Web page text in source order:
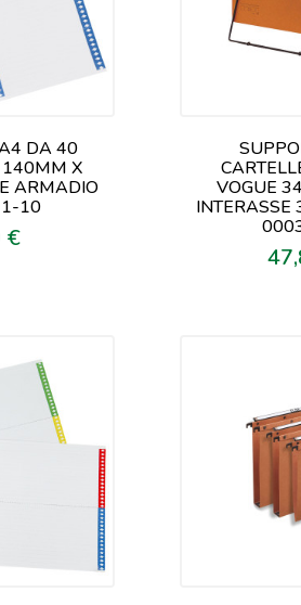
DA 40
140MM X
ARMADIO
10
€
VOGUE
INTERASSE